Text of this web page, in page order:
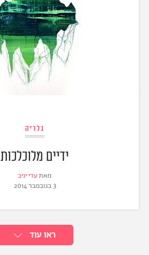
גלריה
ידיים מלוכלכות
מאתעדי יניב
3 בנובמבר 2014
ראו עוד